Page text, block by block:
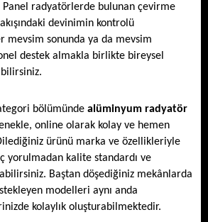
Panel radyatörlerde bulunan çevirme
devinimin kontrolü
mevsim sonunda ya da mevsim
destek almakla birlikte bireysel
bölümünde alüminyum radyatör
online olarak kolay ve hemen
ürünü marka ve özellikleriyle
yorulmadan kalite standardı ve
Baştan döşediğiniz mekânlarda
modelleri aynı anda
kolaylık oluşturabilmektedir.